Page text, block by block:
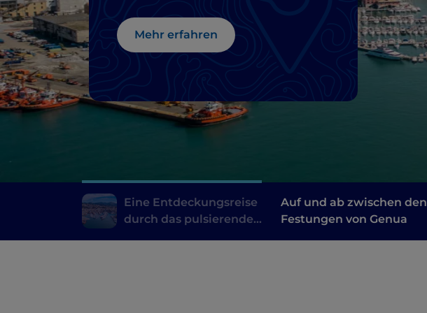
von Genua
Mehr erfahren
Eine Entdeckungsreise
durch das pulsierende
Auf und ab zwischen den
Festungen von Genua